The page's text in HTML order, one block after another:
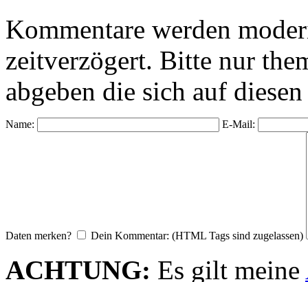
Kommentare werden
zeitverzögert. Bitte nur
abgeben die sich auf
Name: E-Mail:
Daten merken? Dein Kommentar: (HTML Tags sind zugelassen)
ACHTUNG: Es gilt meine